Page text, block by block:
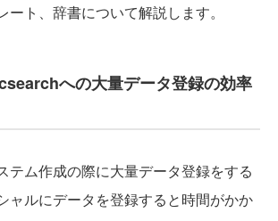
ート、辞書について解説します。
への大量データ登録の効率
テム作成の際に大量データ登録をする
ャルにデータを登録すると時間がかか